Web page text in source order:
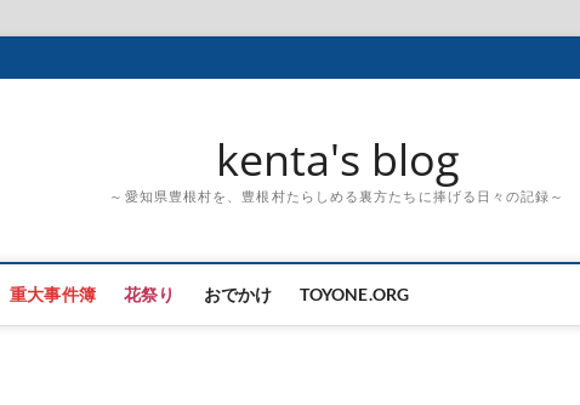
kenta's blog
～愛知県豊根村を、豊根村たらしめる裏方たちに捧げる日々の記録～
重大事件簿 花祭り おでかけ TOYONE.ORG